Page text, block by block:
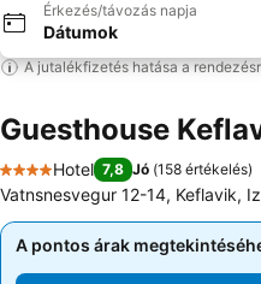
Érkezés/távozás napja
Dátumok
A jutalékfizetés hatása a
Guesthouse
4 Kategória
Hotel 7,8 Jó (158 értékelés)
Vatnsnesvegur 12-14, Keflavik,
A pontos árak
A pontos árak